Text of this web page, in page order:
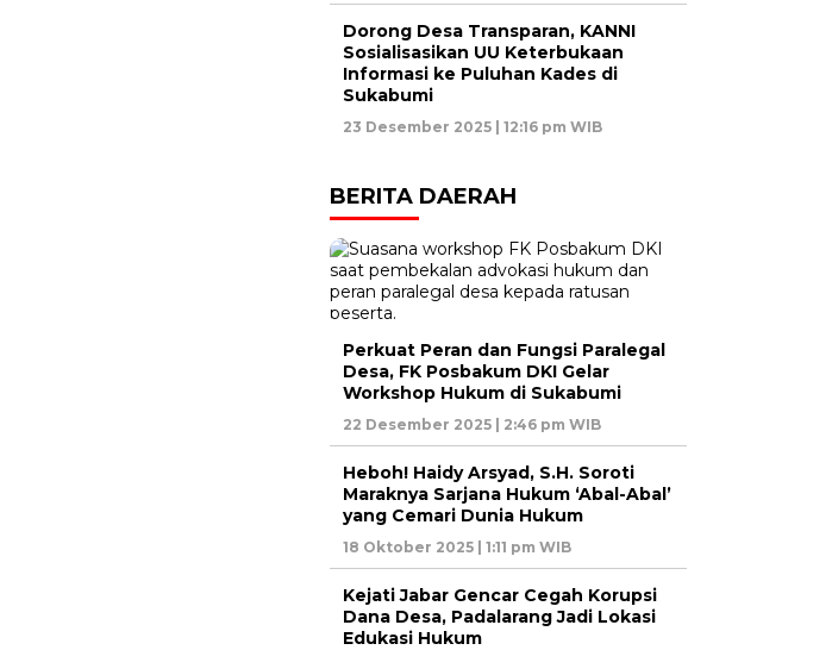
Dorong Desa Transparan, KANNI
Sosialisasikan UU Keterbukaan
Informasi ke Puluhan Kades di
Sukabumi
23 Desember 2025 | 12:16 pm WIB
BERITA DAERAH
Perkuat Peran dan Fungsi Paralegal
Desa, FK Posbakum DKI Gelar
Workshop Hukum di Sukabumi
22 Desember 2025 | 2:46 pm WIB
Heboh! Haidy Arsyad, S.H. Soroti
Maraknya Sarjana Hukum ‘Abal-Abal’
yang Cemari Dunia Hukum
18 Oktober 2025 | 1:11 pm WIB
Kejati Jabar Gencar Cegah Korupsi
Dana Desa, Padalarang Jadi Lokasi
Edukasi Hukum